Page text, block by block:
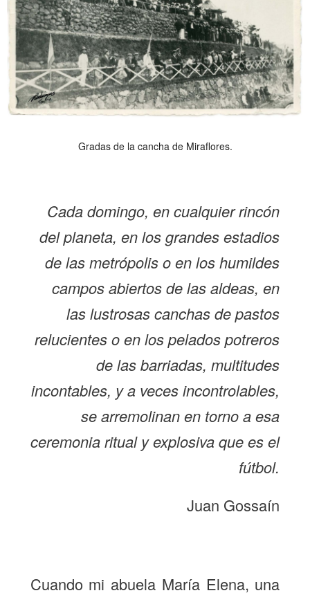
Gradas de la cancha de Miraflores.
Cada domingo, en cualquier rincón
del planeta, en los grandes estadios
de las metrópolis o en los humildes
campos abiertos de las aldeas, en
las lustrosas canchas de pastos
relucientes o en los pelados potreros
de las barriadas, multitudes
incontables, y a veces incontrolables,
se arremolinan en torno a esa
ceremonia ritual y explosiva que es el
fútbol.
Juan Gossaín
Cuando mi abuela María Elena, una